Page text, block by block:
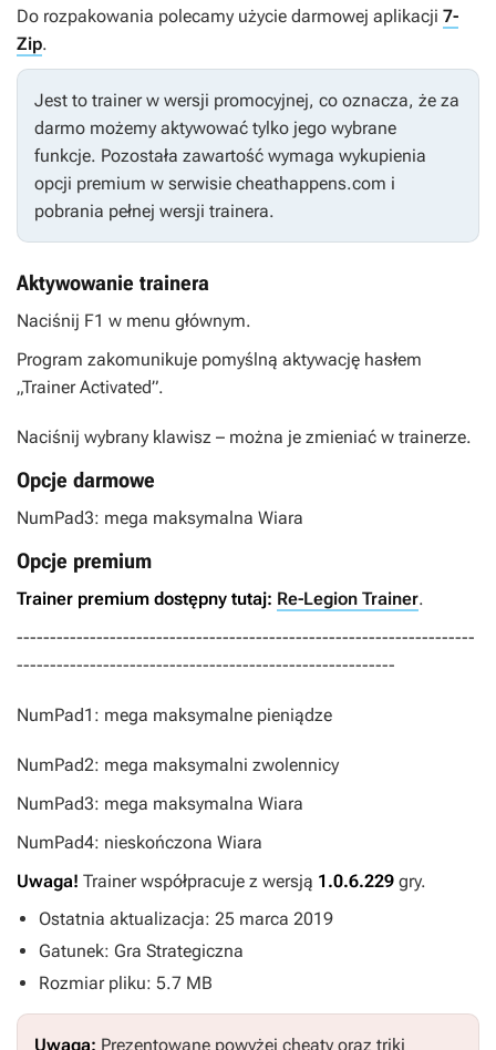
Do rozpakowania polecamy użycie darmowej aplikacji 7-
Zip.
Jest to trainer w wersji promocyjnej, co oznacza, że za
darmo możemy aktywować tylko jego wybrane
funkcje. Pozostała zawartość wymaga wykupienia
opcji premium w serwisie cheathappens.com i
pobrania pełnej wersji trainera.
Aktywowanie trainera
Naciśnij F1 w menu głównym.
Program zakomunikuje pomyślną aktywację hasłem
„Trainer Activated”.
Naciśnij wybrany klawisz – można je zmieniać w trainerze.
Opcje darmowe
NumPad3: mega maksymalna Wiara
Opcje premium
Trainer premium dostępny tutaj: Re-Legion Trainer.
---------------------------------------------------------------------
---------------------------------------------------------
NumPad1: mega maksymalne pieniądze
NumPad2: mega maksymalni zwolennicy
NumPad3: mega maksymalna Wiara
NumPad4: nieskończona Wiara
Uwaga! Trainer współpracuje z wersją 1.0.6.229 gry.
Ostatnia aktualizacja: 25 marca 2019
Gatunek: Gra Strategiczna
Rozmiar pliku: 5.7 MB
Uwaga: Prezentowane powyżej cheaty oraz triki